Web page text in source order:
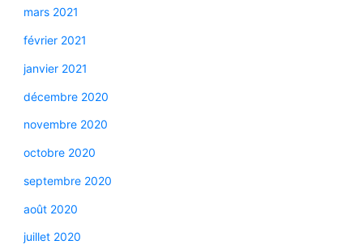
mars 2021
février 2021
janvier 2021
décembre 2020
novembre 2020
octobre 2020
septembre 2020
août 2020
juillet 2020